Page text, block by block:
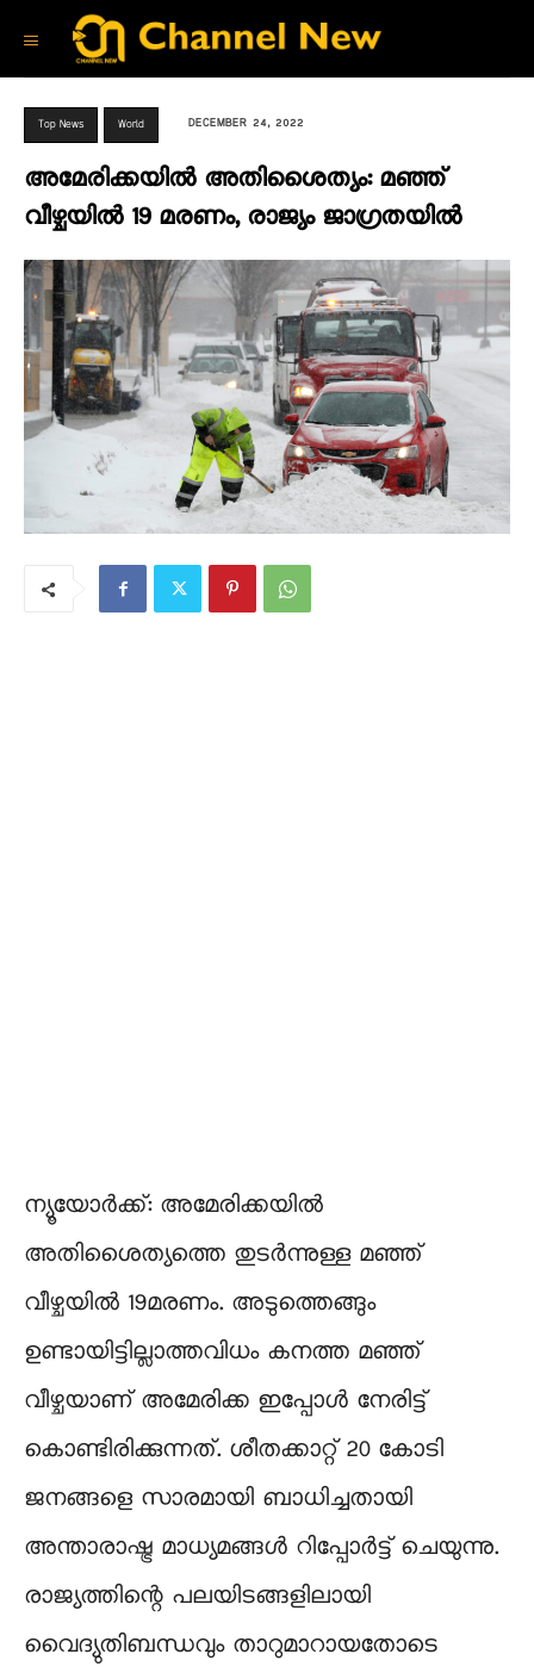
Top News World DECEMBER 24, 2022
അമേരിക്കയിൽ അതിശൈത്യം: മഞ്ഞ്
വീഴ്ചയിൽ 19 മരണം, രാജ്യം ജാഗ്രതയിൽ
ന്യൂയോർക്ക്: അമേരിക്കയിൽ
അതിശൈത്യത്തെ തുടർന്നുള്ള മഞ്ഞ്
വീഴ്ചയിൽ 19മരണം. അടുത്തെങ്ങും
ഉണ്ടായിട്ടില്ലാത്തവിധം കനത്ത മഞ്ഞ്
വീഴ്ചയാണ് അമേരിക്ക ഇപ്പോൾ നേരിട്ട്
കൊണ്ടിരിക്കുന്നത്. ശീതക്കാറ്റ് 20 കോടി
ജനങ്ങളെ സാരമായി ബാധിച്ചതായി
അന്താരാഷ്ട്ര മാധ്യമങ്ങൾ റിപ്പോർട്ട്‌ ചെയുന്നു.
രാജ്യത്തിന്റെ പലയിടങ്ങളിലായി
വൈദ്യുതിബന്ധവും താറുമാറായതോടെ